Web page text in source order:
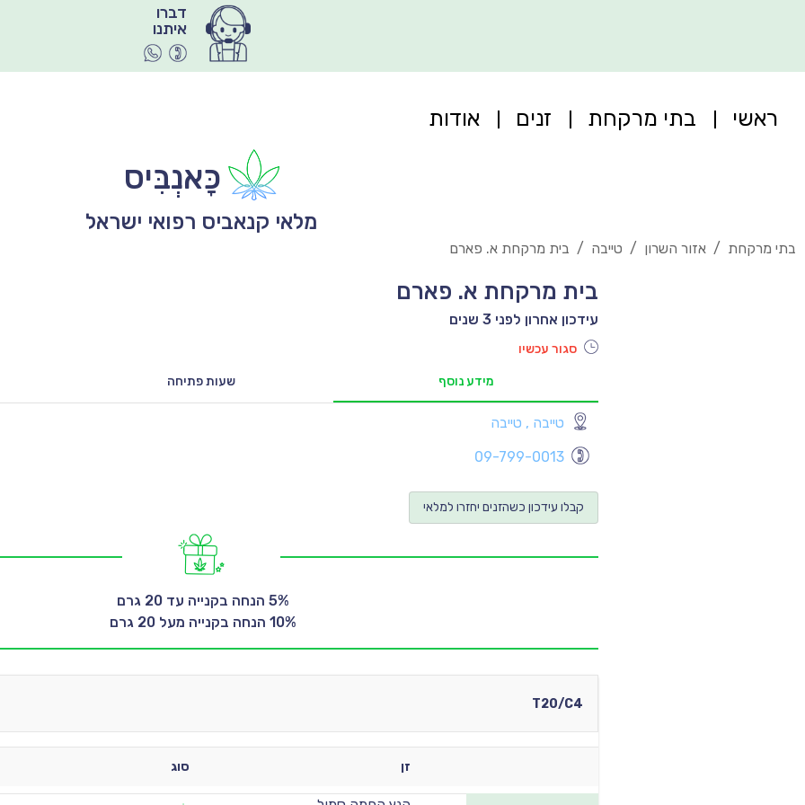
איתנו
ראשי בתי מרקחת זנים אודות
כָּאנְבִּיס
מלאי קנאביס רפואי ישראל
בתי מרקחת / אזור השרון / טייבה / בית מרקחת א. פארם
בית מרקחת א. פארם
עידכון אחרון לפני 3 שנים
סגור עכשיו
מידע נוסף שעות פתיחה
טייבה , טייבה
09-799-0013
קבלו עידכון כשהזנים יחזרו למלאי
10% הנחה בקנייה מעל 20 גרם
T20/C4
זן סוג